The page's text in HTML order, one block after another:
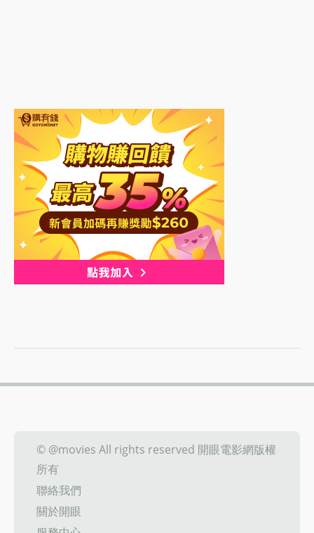
© @movies All rights reserved 開眼電影網版權
所有
聯絡我們
關於開眼